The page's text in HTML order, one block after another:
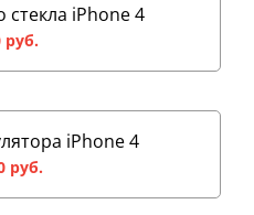
стекла iPhone 4
руб.
iPhone 4
руб.